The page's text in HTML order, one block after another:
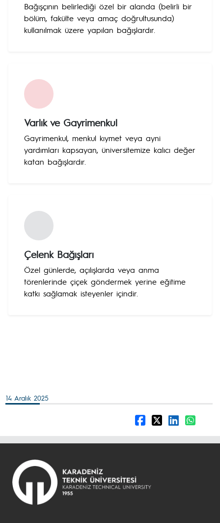
Bağışçının belirlediği özel bir alanda (belirli bir
bölüm, fakülte veya amaç doğrultusunda)
kullanılmak üzere yapılan bağışlardır.
Varlık ve Gayrimenkul
Gayrimenkul, menkul kıymet veya ayni
yardımları kapsayan, üniversitemize kalıcı değer
katan bağışlardır.
Çelenk Bağışları
Özel günlerde, açılışlarda veya anma
törenlerinde çiçek göndermek yerine eğitime
katkı sağlamak isteyenler içindir.
14 Aralık 2025